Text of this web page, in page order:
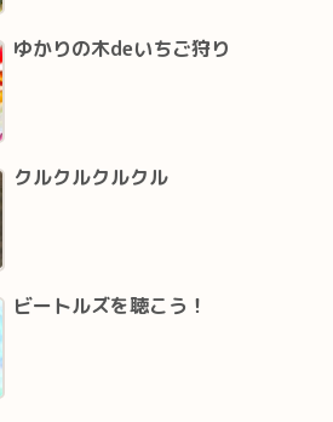
ゆかりの木deいちご狩り
クルクルクルクル
ビートルズを聴こう！